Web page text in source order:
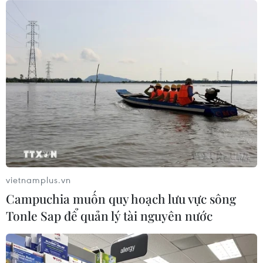
Thành phố Hồ Chí Minh sẽ tích hợp
IoT vào hạ tầng giao thông thông
minh
10/08/2026 14:08
Phát hiện tàu chở hơn 70.000 lít dầu
FO không rõ nguồn gốc trên biển Hải
Phòng
10/08/2026 14:08
Tập trung nguồn lực đẩy nhanh xác
định danh tính hài cốt liệt sỹ
10/08/2026 14:02
vietnamplus.vn
Campuchia muốn quy hoạch lưu vực sông
Tonle Sap để quản lý tài nguyên nước